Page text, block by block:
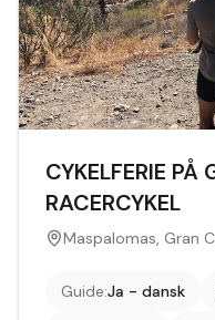
CYKELFERIE PÅ
RACERCYKEL
Maspalomas, Gran
Guide:Ja - dansk